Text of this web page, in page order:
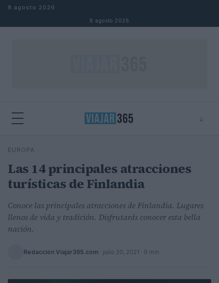
Saltar al contenido
8 agosto 2026
8 agosto 2026
⌕
Buscar
EUROPA
Las 14 principales atracciones
turísticas de Finlandia
Conoce las principales atracciones de Finlandia. Lugares
llenos de vida y tradición. Disfrutarás conocer esta bella
nación.
Redacción Viajar365.com · julio 20, 2021 · 9 min